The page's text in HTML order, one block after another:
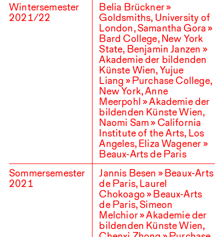
Wintersemester
2021/22
Belia Brückner »
Goldsmiths, University of
London, Samantha Gora »
Bard College, New York
State, Benjamin Janzen »
Akademie der bildenden
Künste Wien, Yujue
Liang » Purchase College,
New York, Anne
Meerpohl » Akademie der
bildenden Künste Wien,
Naomi Sam » California
Institute of the Arts, Los
Angeles, Eliza Wagener »
Beaux-Arts de Paris
Sommersemester
2021
Jannis Besen » Beaux-Arts
de Paris, Laurel
Chokoago » Beaux-Arts
de Paris, Simeon
Melchior » Akademie der
bildenden Künste Wien,